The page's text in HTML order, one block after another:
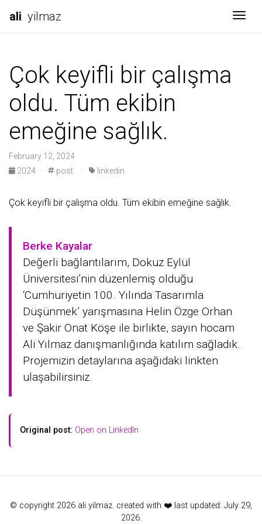
ali yilmaz
Çok keyifli bir çalışma
oldu. Tüm ekibin
emeğine sağlık.
February 12, 2024
2024
· post · linkedin
Çok keyifli bir çalışma oldu. Tüm ekibin emeğine sağlık.
Berke Kayalar
Değerli bağlantılarım, Dokuz Eylül
Üniversitesi’nin düzenlemiş olduğu
‘Cumhuriyetin 100. Yılında Tasarımla
Düşünmek’ yarışmasına Helin Özge Orhan
ve Şakir Onat Köşe ile birlikte, sayın hocam
Ali Yılmaz danışmanlığında katılım sağladık.
Projemizin detaylarına aşağıdaki linkten
ulaşabilirsiniz.
Original post: Open on LinkedIn
© copyright 2026 ali yilmaz. created with ❤️ last updated: July 29,
2026.